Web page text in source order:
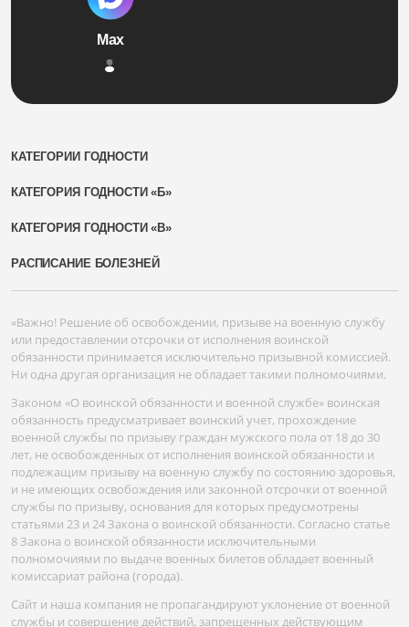
Max
КАТЕГОРИИ ГОДНОСТИ
КАТЕГОРИЯ ГОДНОСТИ «Б»
КАТЕГОРИЯ ГОДНОСТИ «В»
РАСПИСАНИЕ БОЛЕЗНЕЙ
«Важно! Решение об освобождении, призыве на военную службу
или предоставлении отсрочки от исполнения воинской
обязанности принимается исключительно призывной комиссией.
Ни одна другая организация не обладает такими полномочиями.
Законом «О воинской обязанности и военной службе» воинская
обязанность предусматривает воинский учет, прохождение
военной службы по призыву граждан мужского пола от 18 до 30
лет, не освобожденных от исполнения воинской обязанности и
подлежащим призыву на военную службу по состоянию здоровья,
и не имеющих освобождения или законной отсрочки от военной
службы по призыву, основания для которых предусмотрены
статьями 23 и 24 Закона о воинской обязанности. Согласно статье
8 Закона о воинской обязанности исключительными
полномочиями по выдаче военных билетов обладает военный
комиссариат района (города).
Сайт и наша компания не пропагандируют уклонение от военной
службы и совершение действий, запрещенных действующим